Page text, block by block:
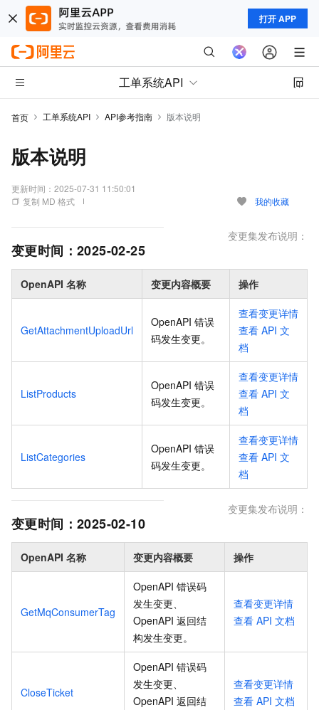
打开 APP
工单系统API
首页 工单系统API API参考指南 版本说明
版本说明
更新时间： 2025-07-31 11:50:01
复制 MD 格式
我的收藏
变更时间： 2025-02-25
变更集发布说明：
OpenAPI 名称 变更内容概要 操作
GetAttachmentUploadUrl
OpenAPI 错误
码发生变更。
查看变更详情
查看 API 文
档
ListProducts
OpenAPI 错误
码发生变更。
查看变更详情
查看 API 文
档
ListCategories
OpenAPI 错误
码发生变更。
查看变更详情
查看 API 文
档
变更时间： 2025-02-10
变更集发布说明：
OpenAPI 名称 变更内容概要 操作
GetMqConsumerTag
OpenAPI 错误码
发生变更、
OpenAPI 返回结
构发生变更。
查看变更详情
查看 API 文档
CloseTicket
OpenAPI 错误码
发生变更、
OpenAPI 返回结
查看变更详情
查看 API 文档